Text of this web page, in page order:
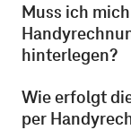
Muss ich
hinterlegen?
Wie erfolgt
per